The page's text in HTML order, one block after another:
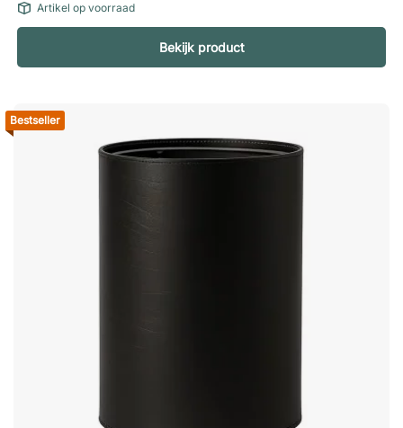
andere producten van Bigso Box om een harmonieuze en
uniforme uitstraling op uw werkplek te creëren. Door
verschillende onderdelen uit de serie te mixen en combineren
ontstaat een georganiseerde omgeving waarin functionaliteit
een strak en minimalistisch design. Combineer hem met
andere Bigso Box producten voor een uniforme uitstraling op
uw werkplek. Stijlvol en minimalistisch ontwerp. Mix en match
Artikel op voorraad
Bekijk product
Bestseller